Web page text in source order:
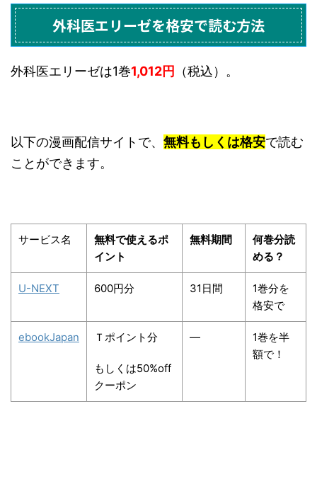
外科医エリーゼを格安で読む方法
外科医エリーゼは1巻1,012円 （税込）。
以下の漫画配信サイトで、 無料もしくは格安で読む
ことができます。
サービス名
無料で使えるポ
イント
無料期間
何巻分読
める？
U-NEXT 600円分 31日間
1巻分を
格安で
ebookJapan Ｔポイント分
もしくは50%off
クーポン
―
1巻を半
額で！